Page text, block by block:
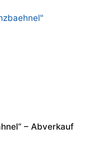
– Abverkauf